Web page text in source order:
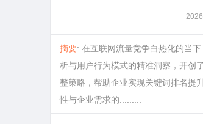
摘要: 在互联网流量竞争白热化的当
析与用户行为模式的精准洞察，开创
整策略，帮助企业实现关键词排名提
性与企业需求的.........